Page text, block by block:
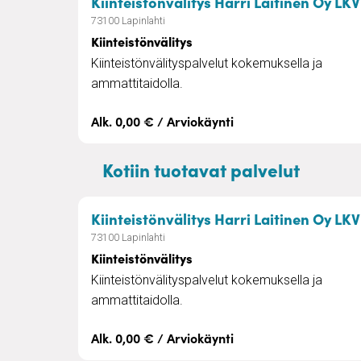
73100 Lapinlahti
Kiinteistönvälitys
Kiinteistönvälityspalvelut kokemuksella ja
ammattitaidolla.
Alk. 0,00 € / Arviokäynti
Kotiin tuotavat palvelut
Kiinteistönvälitys Harri Laitinen Oy LKV
73100 Lapinlahti
Kiinteistönvälitys
Kiinteistönvälityspalvelut kokemuksella ja
ammattitaidolla.
Alk. 0,00 € / Arviokäynti